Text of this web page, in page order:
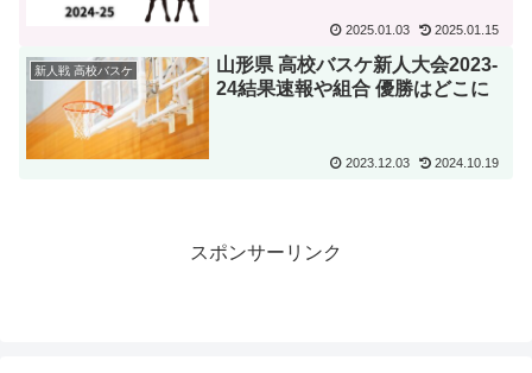
2025.01.03 2025.01.15
新人戦 高校バスケ
山形県 高校バスケ新人大会2023-
24結果速報や組合 優勝はどこに
2023.12.03 2024.10.19
スポンサーリンク